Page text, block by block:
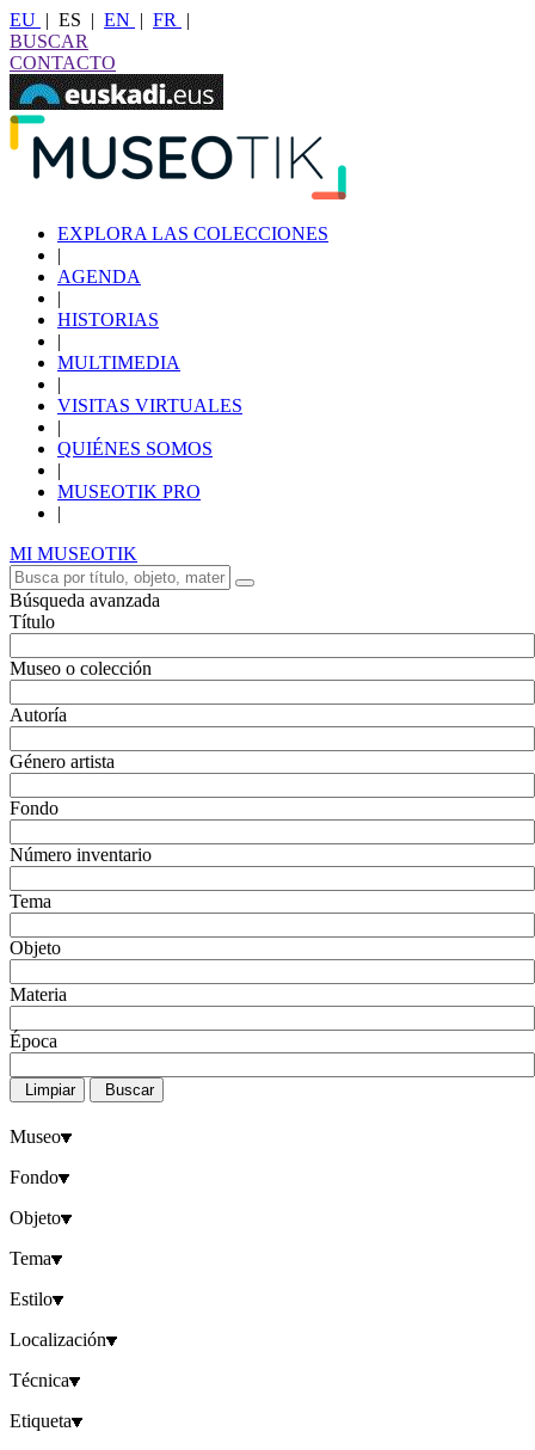
EU | ES | EN | FR
|
BUSCAR
CONTACTO
EXPLORA LAS COLECCIONES
|
AGENDA
|
HISTORIAS
|
MULTIMEDIA
|
VISITAS VIRTUALES
|
QUIÉNES SOMOS
|
MUSEOTIK PRO
|
MI MUSEOTIK
Búsqueda avanzada
Título
Museo o colección
Autoría
Género artista
Fondo
Número inventario
Tema
Objeto
Materia
Época
Limpiar Buscar
Museo
Fondo
Objeto
Tema
Estilo
Localización
Técnica
Etiqueta